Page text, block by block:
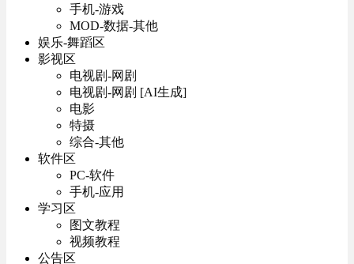
手机-游戏
MOD-数据-其他
娱乐-舞蹈区
影视区
电视剧-网剧
电视剧-网剧 [AI生成]
电影
特摄
综合-其他
软件区
PC-软件
手机-应用
学习区
图文教程
视频教程
公告区